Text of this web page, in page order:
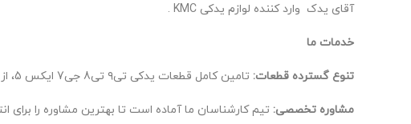
آقای یدک وارد کننده لوازم یدکی KMC .
خدمات ما
تنوع گسترده قطعات: تامین کامل قطعات یدکی تی۹ تی8 جی7 ایکس 5، از اصلی‌ترین تا لوازم جانبی.
مشاوره تخصصی: تیم کارشناسان ما آماده است تا بهترین مشاوره را برای